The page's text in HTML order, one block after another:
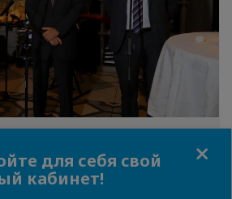
- Нетворкинг коктейль
для себя свой
кабинет!